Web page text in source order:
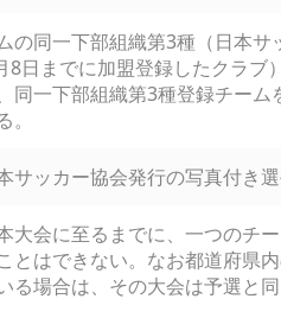
の同一下部組織第3種（日本
8日までに加盟登録したクラブ
同一下部組織第3種登録チー
サッカー協会発行の写真付き
大会に至るまでに、一つのチ
とはできない。なお都道府県
る場合は、その大会は予選と